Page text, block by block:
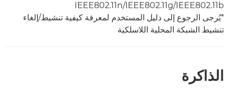
IEEE802.11n/IEEE802.11g/IEEE802.11b
*يُرجى الرجوع إلى دليل المستخدم لمعرفة كيفية تنشيط/إلغاء
تنشيط الشبكة المحلية اللاسلكية
الذاكرة